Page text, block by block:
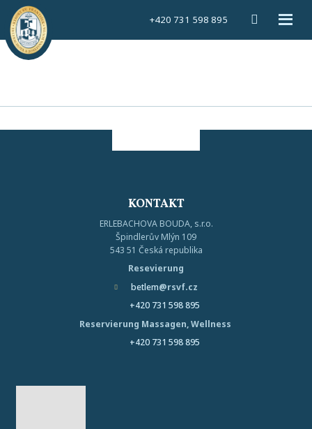
+420 731 598 895
KONTAKT
ERLEBACHOVA BOUDA, s.r.o.
Špindlerův Mlýn 109
543 51 Česká republika
Resevierung
betlem@rsvf.cz
+420 731 598 895
Reservierung Massagen, Wellness
+420 731 598 895